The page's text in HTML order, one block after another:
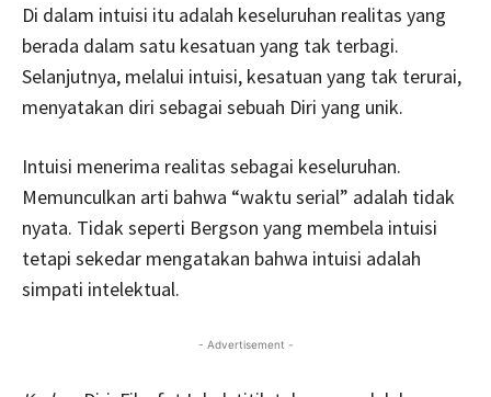
Di dalam intuisi itu adalah keseluruhan realitas yang
berada dalam satu kesatuan yang tak terbagi.
Selanjutnya, melalui intuisi, kesatuan yang tak terurai,
menyatakan diri sebagai sebuah Diri yang unik.
Intuisi menerima realitas sebagai keseluruhan.
Memunculkan arti bahwa “waktu serial” adalah tidak
nyata. Tidak seperti Bergson yang membela intuisi
tetapi sekedar mengatakan bahwa intuisi adalah
simpati intelektual.
- Advertisement -